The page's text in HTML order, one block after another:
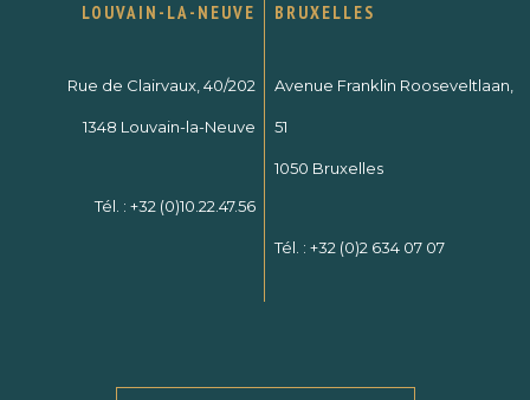
LOUVAIN-LA-NEUVE
Rue de Clairvaux, 40/202
1348 Louvain-la-Neuve
Tél. : +32 (0)10.22.47.56
BRUXELLES
Avenue Franklin Rooseveltlaan,
51
1050 Bruxelles
Tél. : +32 (0)2 634 07 07